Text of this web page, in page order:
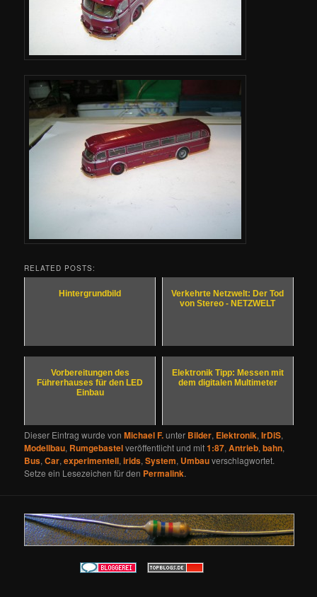
RELATED POSTS:
Hintergrundbild
Verkehrte Netzwelt: Der Tod
von Stereo - NETZWELT
Vorbereitungen des
Führerhauses für den LED
Einbau
Elektronik Tipp: Messen mit
dem digitalen Multimeter
Dieser Eintrag wurde vonMichael F.unter Bilder, Elektronik,IrDiS,
Modellbau, Rumgebastelveröffentlicht und mit1:87,Antrieb,bahn,
Bus,Car,experimentell,irids,System, Umbauverschlagwortet.
Setze ein Lesezeichen für den Permalink.